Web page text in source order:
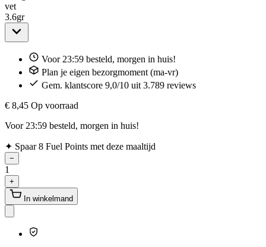
vet
3.6gr
Voor 23:59 besteld, morgen in huis!
Plan je eigen bezorgmoment (ma-vr)
Gem. klantscore 9,0/10 uit 3.789 reviews
€ 8,45 Op voorraad
Voor 23:59 besteld, morgen in huis!
✦ Spaar 8 Fuel Points met deze maaltijd
−
1
+
In winkelmand